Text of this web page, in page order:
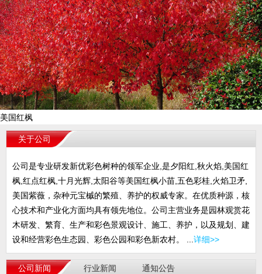
美国红枫
关于公司
公司是专业研发新优彩色树种的领军企业,是夕阳红,秋火焰,美国红
枫,红点红枫,十月光辉,太阳谷等美国红枫小苗,五色彩桂,火焰卫矛,
美国紫薇，杂种元宝槭的繁殖、养护的权威专家。在优质种源，核
心技术和产业化方面均具有领先地位。公司主营业务是园林观赏花
木研发、繁育、生产和彩色景观设计、施工、养护，以及规划、建
设和经营彩色生态园、彩色公园和彩色新农村。 ...详细>>
公司新闻 行业新闻 通知公告